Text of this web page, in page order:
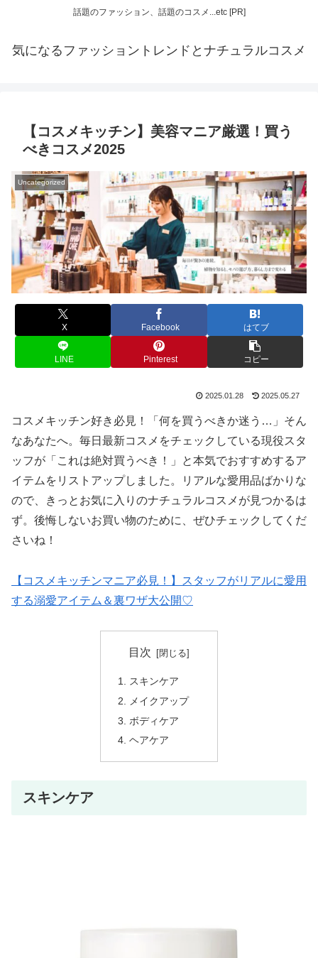
話題のファッション、話題のコスメ...etc [PR]
気になるファッショントレンドとナチュラルコスメ
【コスメキッチン】美容マニア厳選！買う
べきコスメ2025
Uncategorized
X Facebook はてブ
LINE Pinterest コピー
2025.01.28 2025.05.27
コスメキッチン好き必見！「何を買うべきか迷う…」そん
なあなたへ。毎日最新コスメをチェックしている現役スタ
ッフが「これは絶対買うべき！」と本気でおすすめするア
イテムをリストアップしました。リアルな愛用品ばかりな
ので、きっとお気に入りのナチュラルコスメが見つかるは
ず。後悔しないお買い物のために、ぜひチェックしてくだ
さいね！
【コスメキッチンマニア必見！】スタッフがリアルに愛用
する溺愛アイテム＆裏ワザ大公開♡
目次
スキンケア
メイクアップ
ボディケア
ヘアケア
スキンケア